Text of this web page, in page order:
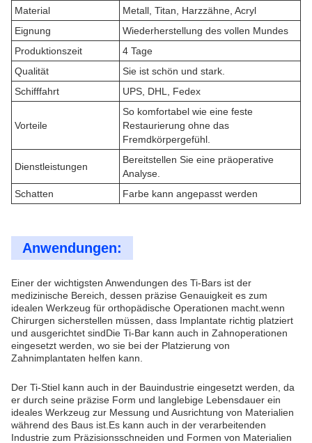
Material
Metall, Titan, Harzzähne, Acryl
Eignung
Wiederherstellung des vollen Mundes
Produktionszeit
4 Tage
Qualität
Sie ist schön und stark.
Schifffahrt
UPS, DHL, Fedex
Vorteile
So komfortabel wie eine feste
Restaurierung ohne das
Fremdkörpergefühl.
Dienstleistungen
Bereitstellen Sie eine präoperative
Analyse.
Schatten
Farbe kann angepasst werden
Anwendungen:
Einer der wichtigsten Anwendungen des Ti-Bars ist der
medizinische Bereich, dessen präzise Genauigkeit es zum
idealen Werkzeug für orthopädische Operationen macht.wenn
Chirurgen sicherstellen müssen, dass Implantate richtig platziert
und ausgerichtet sindDie Ti-Bar kann auch in Zahnoperationen
eingesetzt werden, wo sie bei der Platzierung von
Zahnimplantaten helfen kann.
Der Ti-Stiel kann auch in der Bauindustrie eingesetzt werden, da
er durch seine präzise Form und langlebige Lebensdauer ein
ideales Werkzeug zur Messung und Ausrichtung von Materialien
während des Baus ist.Es kann auch in der verarbeitenden
Industrie zum Präzisionsschneiden und Formen von Materialien